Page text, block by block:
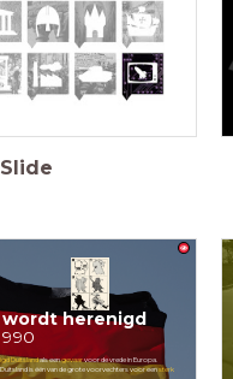
Slide
herenigd
Duitslandals eengevaarvoor de vrede in Europa.
Duitsland is één van de grote voorvechters voor eensterk